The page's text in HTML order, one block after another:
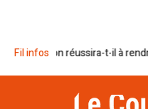
Fil infos
Macron réussira-t-il à rendre la